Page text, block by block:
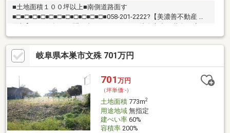
■土地面積１００坪以上■南側道路面す
■□■□■□■□■□■□■□■□■□■□■□■058-201-2222?【美濃善不動産 売
舗・黄色い看板・黄色い車を見かけたことありませんか。私たち
が美濃善不動産です！岐阜を知っている岐阜の不動産エキスパー
ト！土地探しも住まい探しも建築も不動産のことならお任せ下さ
い。■売買保有物件1000件以上！
岐阜県本巣市文殊 701万円
701 万円
（坪単価:-）
土地面積773m2
用途地域無指定
建ぺい率60%
容積率200%